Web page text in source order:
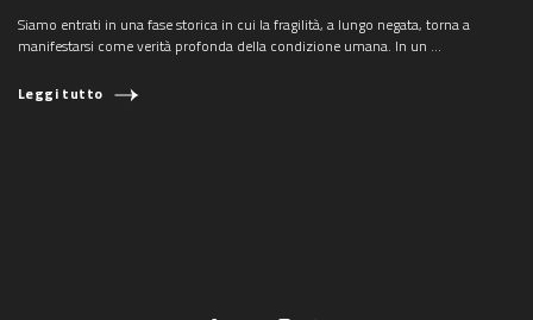
Siamo entrati in una fase storica in cui la fragilità, a lungo negata, torna a
manifestarsi come verità profonda della condizione umana. In un ...
Leggi tutto